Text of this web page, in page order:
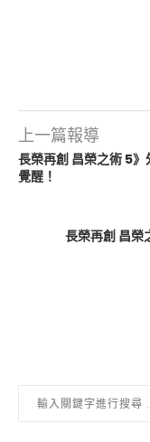
上一篇報導
長榮再創 昌榮之術 5
覺醒！
長榮再創 昌榮